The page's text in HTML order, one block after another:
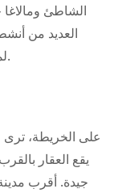
العديد من
لمحبي الطبيعة وليس لمحبي الحياة الساحلية.
على الخريطة، ترى
يقع العقار
جيدة. أقرب